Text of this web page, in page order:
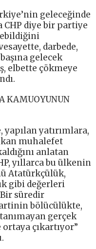
geleceğinde
CHP diye bir partiye
darbede,
gelecek
elbette çökmeye
KAMUOYUNUN
yapılan yatırımlara,
muhalefet
anlatan
yıllarca bu ülkenin
Atatürkçülük,
gibi değerleri
süredir
bölücülükte,
gerçek
çıkartıyor”